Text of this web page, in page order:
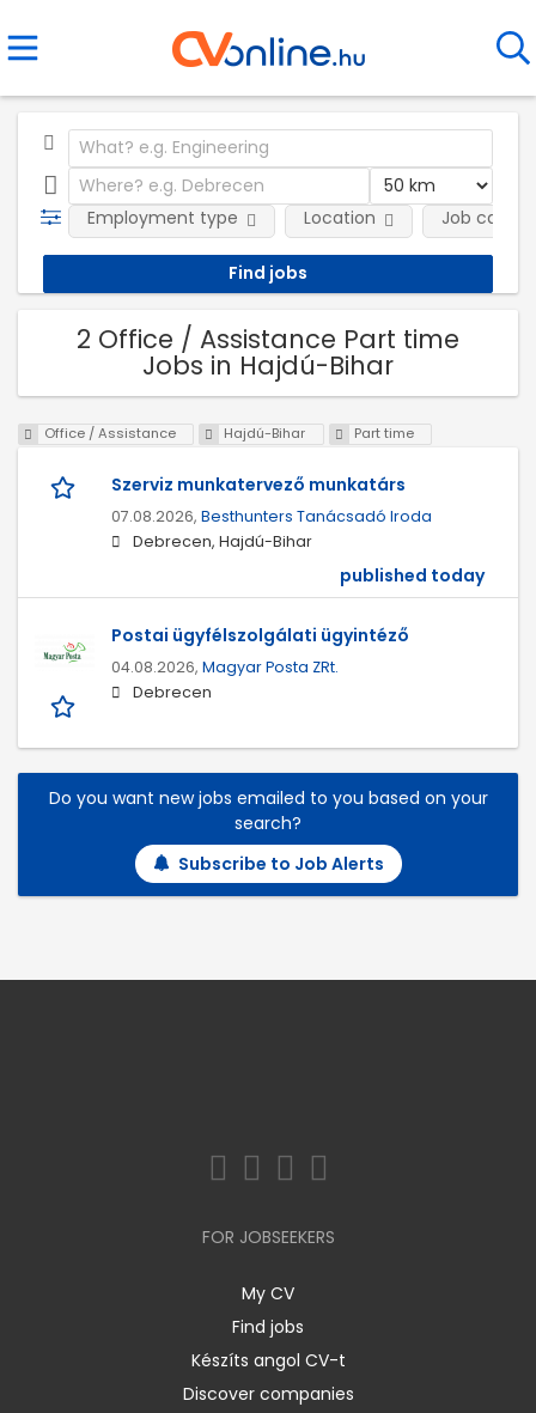
Employment type Location Job
2 Office / Assistance Part time
Jobs in Hajdú-Bihar
Office / Assistance Hajdú-Bihar Part time
Szerviz munkatervező munkatárs
07.08.2026, Besthunters Tanácsadó Iroda
Debrecen, Hajdú-Bihar
published today
Postai ügyfélszolgálati ügyintéző
04.08.2026, Magyar Posta ZRt.
Debrecen
Do you want new jobs emailed to you based on your
search?
Subscribe to Job Alerts
FOR JOBSEEKERS
My CV
Find jobs
Készíts angol CV-t
Discover companies